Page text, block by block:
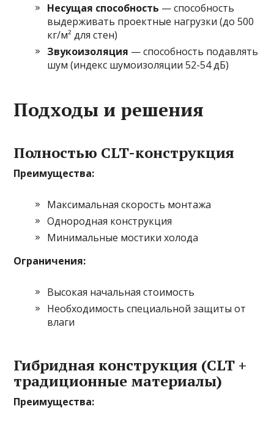
Несущая способность — способность
выдерживать проектные нагрузки (до 500
кг/м² для стен)
Звукоизоляция — способность подавлять
шум (индекс шумоизоляции 52-54 дБ)
Подходы и решения
Полностью CLT-конструкция
Преимущества:
Максимальная скорость монтажа
Однородная конструкция
Минимальные мостики холода
Ограничения:
Высокая начальная стоимость
Необходимость специальной защиты от
влаги
Гибридная конструкция (CLT +
традиционные материалы)
Преимущества: